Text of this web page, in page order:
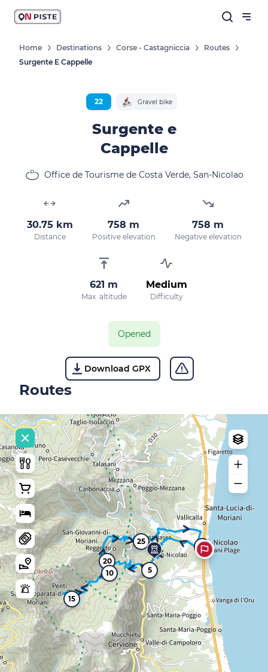
Home Destinations Corse - Castagniccia
Routes
Surgente E Cappelle
22 Gravel bike
Surgente e
Cappelle
Office de Tourisme de Costa Verde, San-Nicolao
30.75 km
Distance
758 m
Positive elevation
758 m
Negative elevation
621 m
Max. altitude
Medium
Difficulty
Opened
Download GPX
Routes
5
10
15
20
25
30